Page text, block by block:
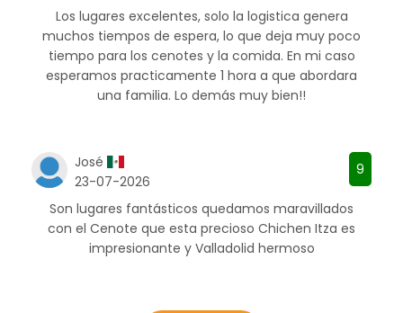
Los lugares excelentes, solo la logistica genera
muchos tiempos de espera, lo que deja muy poco
tiempo para los cenotes y la comida. En mi caso
esperamos practicamente 1 hora a que abordara
una familia. Lo demás muy bien!!
José
23-07-2026
9
Son lugares fantásticos quedamos maravillados
con el Cenote que esta precioso Chichen Itza es
impresionante y Valladolid hermoso